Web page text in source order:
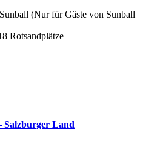
(Nur für Gäste von Sunball
Rotsandplätze
Salzburger Land